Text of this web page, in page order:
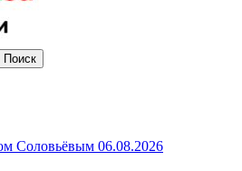
Соловьёвым 06.08.2026